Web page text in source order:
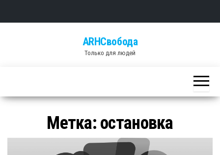
ARHСвобода
Только для людей
Метка: остановка